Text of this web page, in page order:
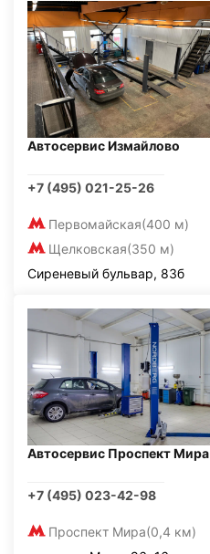
Автосервис Измайлово
+7 (495) 021-25-26
Первомайская(400 м)
Щелковская(350 м)
Сиреневый бульвар, 83б
Автосервис Проспект Мира
+7 (495) 023-42-98
Проспект Мира(0,4 км)